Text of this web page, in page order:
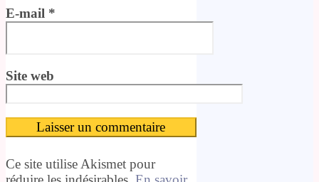
E-mail *
Site web
Ce site utilise Akismet pour